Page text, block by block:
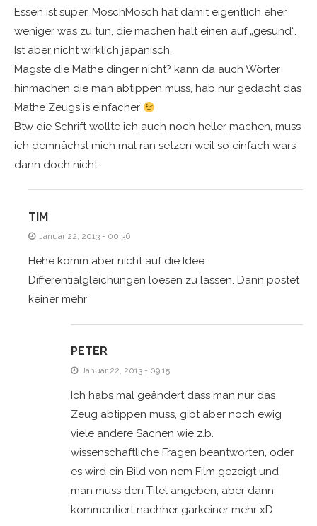
Essen ist super, MoschMosch hat damit eigentlich eher
weniger was zu tun, die machen halt einen auf „gesund“.
Ist aber nicht wirklich japanisch.
Magste die Mathe dinger nicht? kann da auch Wörter
hinmachen die man abtippen muss, hab nur gedacht das
Mathe Zeugs is einfacher
Btw die Schrift wollte ich auch noch heller machen, muss
ich demnächst mich mal ran setzen weil so einfach wars
dann doch nicht.
TIM
Januar 22, 2013 - 00:36
Hehe komm aber nicht auf die Idee
Differentialgleichungen loesen zu lassen. Dann postet
keiner mehr
PETER
Januar 22, 2013 - 09:15
Ich habs mal geändert dass man nur das
Zeug abtippen muss, gibt aber noch ewig
viele andere Sachen wie z.b.
wissenschaftliche Fragen beantworten, oder
es wird ein Bild von nem Film gezeigt und
man muss den Titel angeben, aber dann
kommentiert nachher garkeiner mehr xD